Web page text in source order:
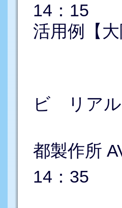
14：15
活用例【大
1）
「み
ビ リアル
谷水
都製作所
14：35 2
「地